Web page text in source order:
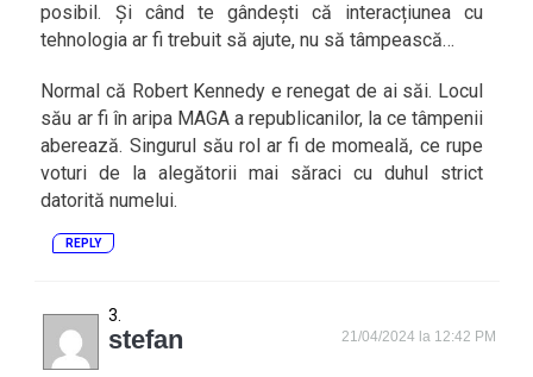
posibil. Și când te gândești că interacțiunea cu
tehnologia ar fi trebuit să ajute, nu să tâmpească…
Normal că Robert Kennedy e renegat de ai săi. Locul
său ar fi în aripa MAGA a republicanilor, la ce tâmpenii
aberează. Singurul său rol ar fi de momeală, ce rupe
voturi de la alegătorii mai săraci cu duhul strict
datorită numelui.
REPLY
stefan 21/04/2024 la 12:42 PM